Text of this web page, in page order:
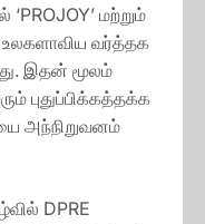
மற்றும்
வர்த்தக
இதன் மூலம்
புதுப்பிக்கத்தக்க
அந்நிறுவனம்
DPRE